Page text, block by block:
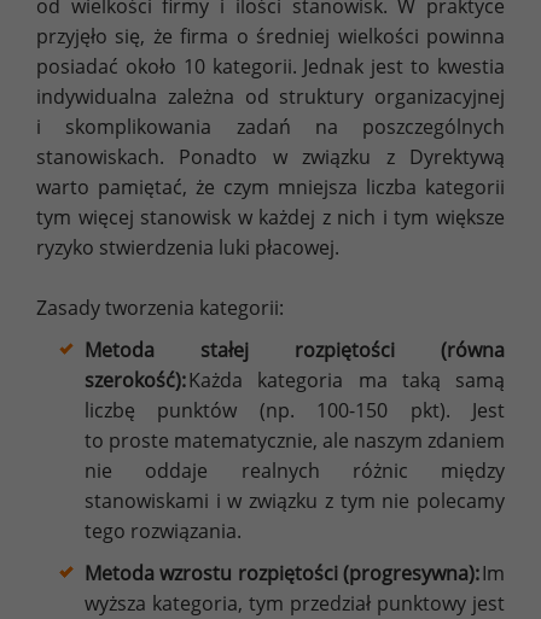
od wielkości firmy i ilości stanowisk. W praktyce
przyjęło się, że firma o średniej wielkości powinna
posiadać około 10 kategorii. Jednak jest to kwestia
indywidualna zależna od struktury organizacyjnej
i skomplikowania zadań na poszczególnych
stanowiskach. Ponadto w związku z Dyrektywą
warto pamiętać, że czym mniejsza liczba kategorii
tym więcej stanowisk w każdej z nich i tym większe
ryzyko stwierdzenia luki płacowej.
Zasady tworzenia kategorii:
Metoda stałej rozpiętości (równa
szerokość):Każda kategoria ma taką samą
liczbę punktów (np. 100-150 pkt). Jest
to proste matematycznie, ale naszym zdaniem
nie oddaje realnych różnic między
stanowiskami i w związku z tym nie polecamy
tego rozwiązania.
Metoda wzrostu rozpiętości (progresywna):Im
wyższa kategoria, tym przedział punktowy jest